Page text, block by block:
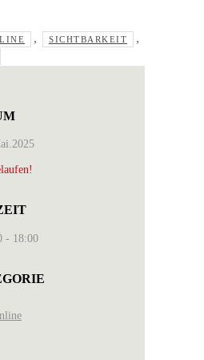
, SICHTBARKEIT ,
- 18:00